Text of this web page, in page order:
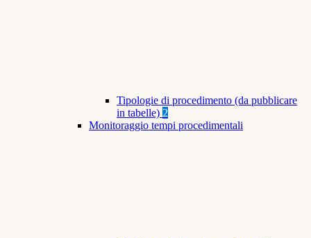
Tipologie di procedimento (da pubblicare
in tabelle) 2
Monitoraggio tempi procedimentali